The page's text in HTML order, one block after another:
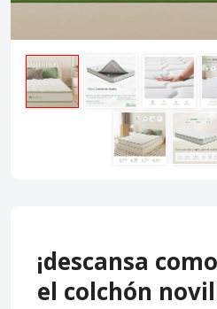
¡descansa
el colchón